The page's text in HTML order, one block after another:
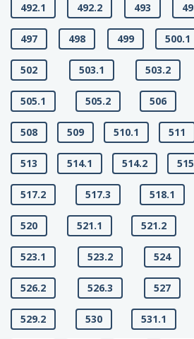
492.1 492.2 493
497 498 499 500.1
502 503.1 503.2
505.1 505.2 506
508 509 510.1 511
513 514.1 514.2 515
517.2 517.3 518.1
520 521.1 521.2
523.1 523.2 524
526.2 526.3 527
529.2 530 531.1